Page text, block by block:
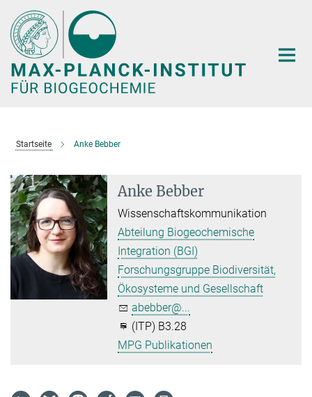
Hauptinhalt
Startseite Anke Bebber
Anke Bebber
Wissenschaftskommunikation
Abteilung Biogeochemische
Integration (BGI)
Forschungsgruppe Biodiversität,
Ökosysteme und Gesellschaft
abebber@...
(ITP) B3.28
MPG Publikationen